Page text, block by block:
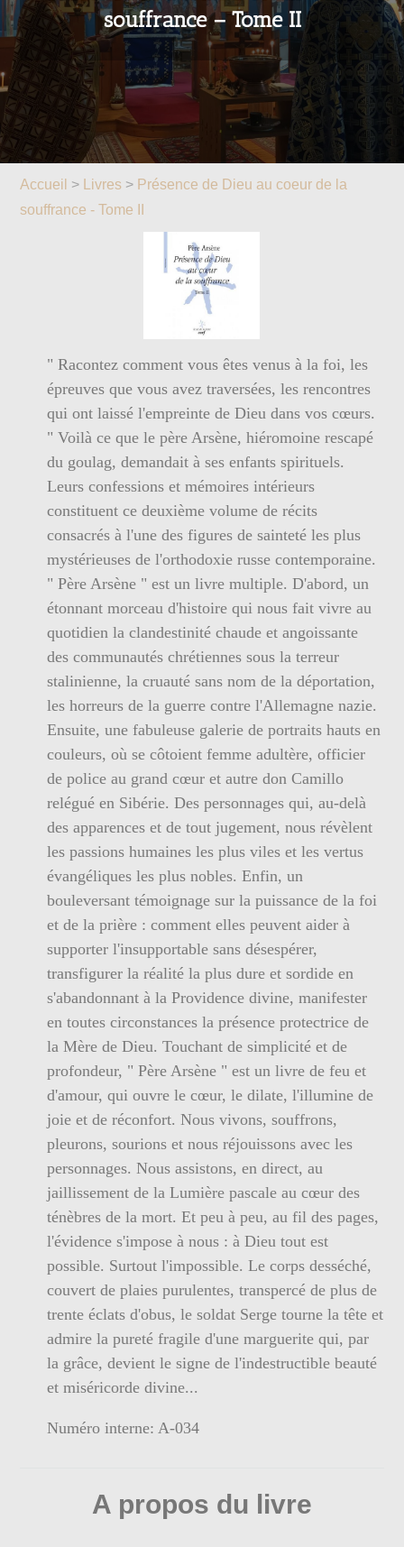
souffrance – Tome II
Accueil > Livres > Présence de Dieu au coeur de la
souffrance - Tome II
" Racontez comment vous êtes venus à la foi, les
épreuves que vous avez traversées, les rencontres
qui ont laissé l'empreinte de Dieu dans vos cœurs.
" Voilà ce que le père Arsène, hiéromoine rescapé
du goulag, demandait à ses enfants spirituels.
Leurs confessions et mémoires intérieurs
constituent ce deuxième volume de récits
consacrés à l'une des figures de sainteté les plus
mystérieuses de l'orthodoxie russe contemporaine.
" Père Arsène " est un livre multiple. D'abord, un
étonnant morceau d'histoire qui nous fait vivre au
quotidien la clandestinité chaude et angoissante
des communautés chrétiennes sous la terreur
stalinienne, la cruauté sans nom de la déportation,
les horreurs de la guerre contre l'Allemagne nazie.
Ensuite, une fabuleuse galerie de portraits hauts en
couleurs, où se côtoient femme adultère, officier
de police au grand cœur et autre don Camillo
relégué en Sibérie. Des personnages qui, au-delà
des apparences et de tout jugement, nous révèlent
les passions humaines les plus viles et les vertus
évangéliques les plus nobles. Enfin, un
bouleversant témoignage sur la puissance de la foi
et de la prière : comment elles peuvent aider à
supporter l'insupportable sans désespérer,
transfigurer la réalité la plus dure et sordide en
s'abandonnant à la Providence divine, manifester
en toutes circonstances la présence protectrice de
la Mère de Dieu. Touchant de simplicité et de
profondeur, " Père Arsène " est un livre de feu et
d'amour, qui ouvre le cœur, le dilate, l'illumine de
joie et de réconfort. Nous vivons, souffrons,
pleurons, sourions et nous réjouissons avec les
personnages. Nous assistons, en direct, au
jaillissement de la Lumière pascale au cœur des
ténèbres de la mort. Et peu à peu, au fil des pages,
l'évidence s'impose à nous : à Dieu tout est
possible. Surtout l'impossible. Le corps desséché,
couvert de plaies purulentes, transpercé de plus de
trente éclats d'obus, le soldat Serge tourne la tête et
admire la pureté fragile d'une marguerite qui, par
la grâce, devient le signe de l'indestructible beauté
et miséricorde divine...
Numéro interne: A-034
A propos du livre